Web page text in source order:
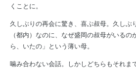
くことに。
久しぶりの再会に驚き、喜ぶ叔母。久しぶ
（都内）なのに、なぜ盛岡の叔母がいる
ら、いたの」という薄い母。
噛み合わない会話。しかしどちらもそれま